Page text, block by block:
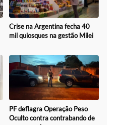
Crise na Argentina fecha 40
mil quiosques na gestão Milei
PF deflagra Operação Peso
Oculto contra contrabando de